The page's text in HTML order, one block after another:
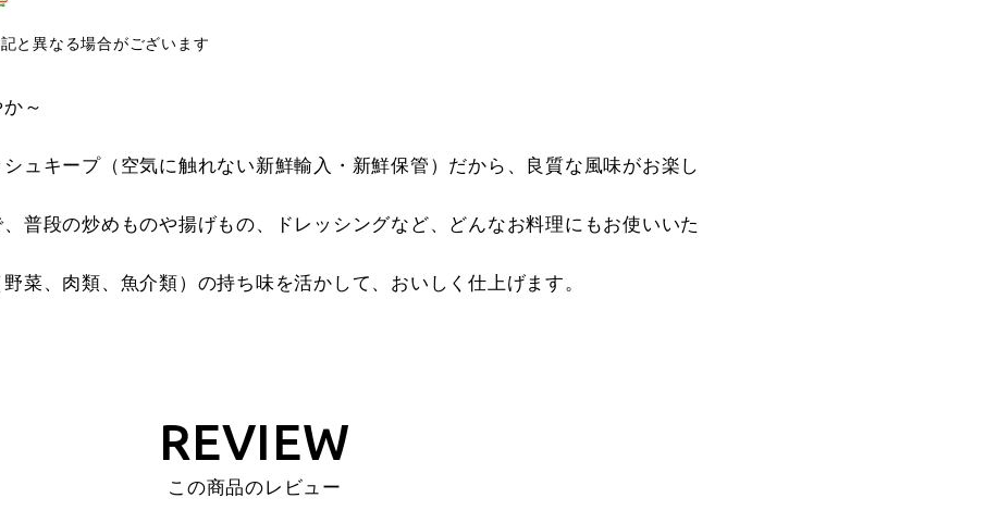
と異なる場合がございます
～
ュキープ（空気に触れない新鮮輸入・新鮮保管）だから、良質な風味がお楽し
普段の炒めものや揚げもの、ドレッシングなど、どんなお料理にもお使いいた
菜、肉類、魚介類）の持ち味を活かして、おいしく仕上げます。
REVIEW
この商品のレビュー